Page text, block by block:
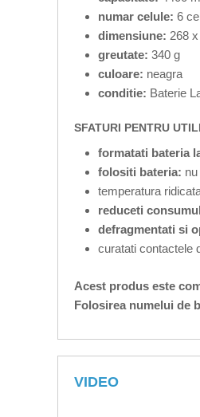
numar celule: 6
dimensiune: 268
greutate: 340 g
culoare: neagra
conditie: Baterie
SFATURI PENTRU
formatati bateria
folositi bateria:
temperatura
reduceti
defragmentati si
curatati contactele
Acest produs este
Folosirea numelui de
VIDEO